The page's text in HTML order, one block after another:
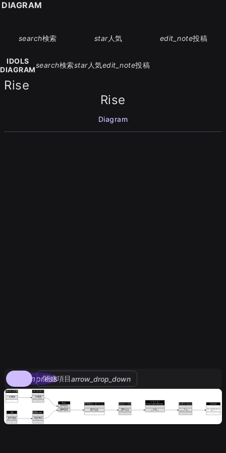
search検索 star人気 edit_note投稿
IDOLS
DIAGRAM
search検索star人気edit_note投稿
Rise
Rise
Diagram
compress
関連項目arrow_drop_down